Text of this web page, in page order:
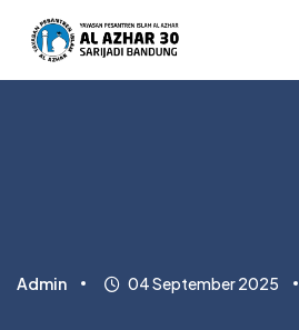
Admin 04 September 2025